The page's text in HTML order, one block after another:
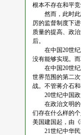
根本不存在和平
然而，此时此刻
厉的监督制度下
质量的提高、政
后。
在中国20世纪
没有能够实现。
在中国20世纪
世界范围的第二
战。不管蒋介石
20世纪中国政
在政治文明的
们存在什么样的
美国建国起，由
21世纪中华民